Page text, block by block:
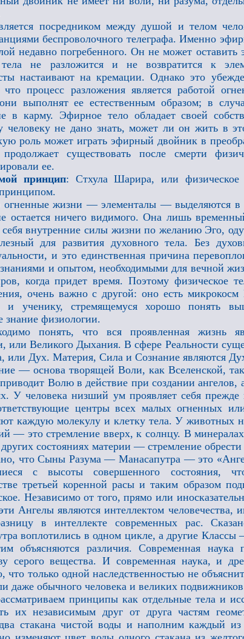
посредником между душой и телом
беспроволочного телеграфа. Именно
недавно погребенного. Он не может оставить
тела не разложится и не возвратится к
настаивают на кремации. Однако это
что процесс разложения является работой
выполнят ее естественным образом; в
в карму. Эфирное тело обладает своей
человеку не дано знать, может ли он жить в
роль может играть эфирный двойник в
существовать после смерти
ее.
принцип: Стхула Шарира, или физическое
огненные жизни — элементалы — выделяются в
остается ничего видимого. Она лишь
себя внутренние силы жизни по желанию Эго,
для развития духовного тела. Без
и это единственная причина
знаниями и опытом, необходимыми для вечной
когда придет время. Поэтому физическое
очень важно с другой: оно есть
и ученику, стремящемуся хорошо понять
знание физиологии.
понять, что вся проявленная жизнь
или Великого Дыхания. В сфере Реальности
или Дух. Материя, Сила и Сознание являются
— основа творящей Воли, как Вселенской,
Волю в действие при создании
У человека низший ум проявляет себя прежде
центры всех малых огненных
каждую молекулу и клетку тела. У животных
— это стремление вверх, к солнцу. В
состояниях материи — стремление
что Сыны Разума — Манасапутра — это
с высоты совершенного состояния,
третьей коренной расы и таким образом
Независимо от того, прямо или
Ангелы являются интеллектом человечества,
в интеллекте современных рас.
воплотились в одном цикле, а другие
объясняются различия. Современная наука
серого вещества. И современная наука, и
что только одной наследственностью не
даже обычного человека и великих
принципы как отдельные тела и
их независимым друг от друга частям
стакана чистой воды и наполним каждый